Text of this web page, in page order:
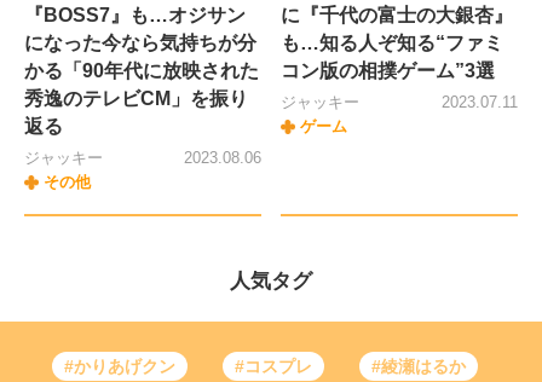
『BOSS7』も…オジサン
になった今なら気持ちが分
かる「90年代に放映された
秀逸のテレビCM」を振り
返る
ジャッキー
その他
2023.08.06
に『千代の富士の大銀杏』
も…知る人ぞ知る“ファミ
コン版の相撲ゲーム”3選
ジャッキー
ゲーム
2023.07.11
人気タグ
#かりあげクン #コスプレ #綾瀬はるか